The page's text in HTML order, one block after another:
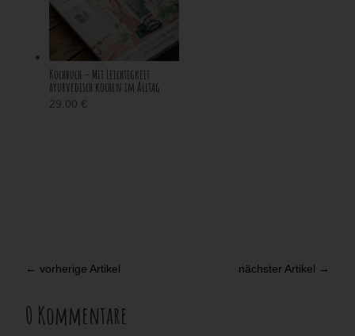
Kochbuch – Mit Leichtigkeit
ayurvedisch kochen im Alltag
29,00 €
←vorherige Artikel nächster Artikel →
0 Kommentare